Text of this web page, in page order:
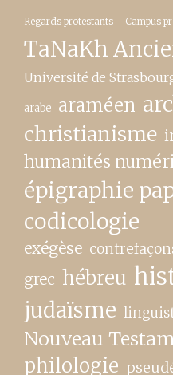
Regards protestants – Campus
TaNaKh
Université de
arabe araméen
christianisme
humanités
épigraphie
codicologie
exégèse
grec hébreu
judaïsme
Nouveau
philologie